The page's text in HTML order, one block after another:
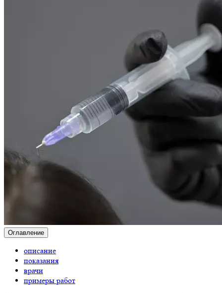
Оглавление
описание
показания
врачи
примеры работ